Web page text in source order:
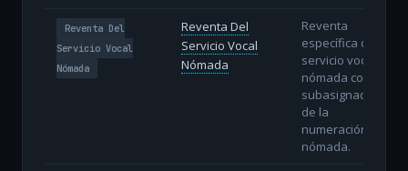
Reventa Del
Servicio Vocal
Nómada
Reventa Del
Servicio Vocal
Nómada
Reventa
específica del
servicio vocal
nómada con
subasignación
de la
numeración
nómada.